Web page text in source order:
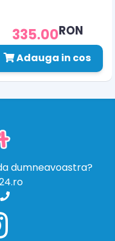
335.00RON
Adauga in cos
dumneavoastra?